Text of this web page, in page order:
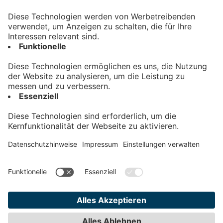
Kontakt
Impressum
Teilnahmebedingungen